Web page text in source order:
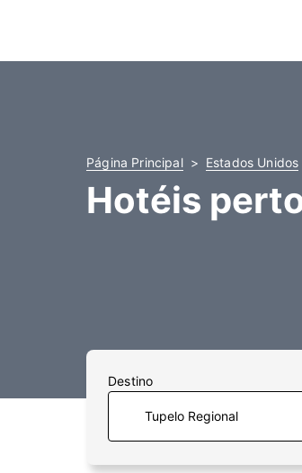
Página Principal Estados Unidos
Hotéis
Destino